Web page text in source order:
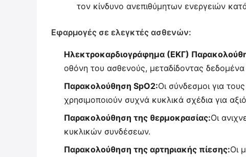
τον κίνδυνο ανεπιθύμητων ενεργειών
Εφαρμογές σε ελεγκτές ασθενών:
Ηλεκτροκαρδιογράφημα (ΕΚΓ)
οθόνη του ασθενούς, μεταδίδοντας
Παρακολούθηση SpO2:Οι σύνδεσμοι για
χρησιμοποιούν συχνά κυκλικά σχέδια για
Παρακολούθηση της θερμοκρασίας:Οι
κυκλικών συνδέσεων.
Παρακολούθηση της αρτηριακής πίεσης:Οι